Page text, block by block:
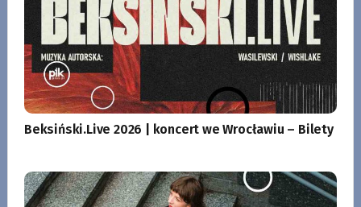
Beksiński.Live 2026 | koncert we Wrocławiu – Bilety